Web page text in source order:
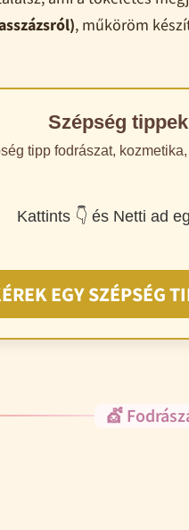
, műköröm
Szépség
tipp fodrászat,
Kattints 👇 és Netti ad
EGY SZÉPSÉG
💇